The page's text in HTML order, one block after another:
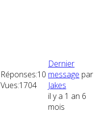
Réponses:10
Vues:1704
Dernier
message par
Jakes
il y a 1 an 6
mois